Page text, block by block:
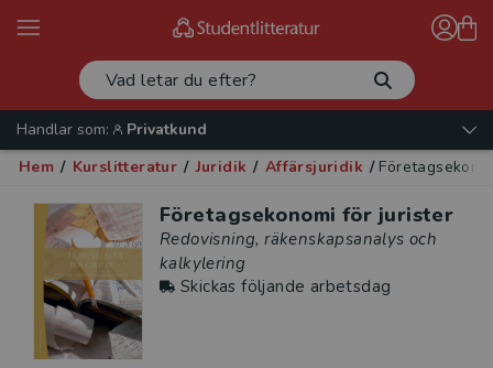
Handlar som:
Privatkund
Hem / Kurslitteratur / Juridik / Affärsjuridik /
Företagsekonomi för jurister
Redovisning, räkenskapsanalys och
kalkylering
Skickas följande arbetsdag